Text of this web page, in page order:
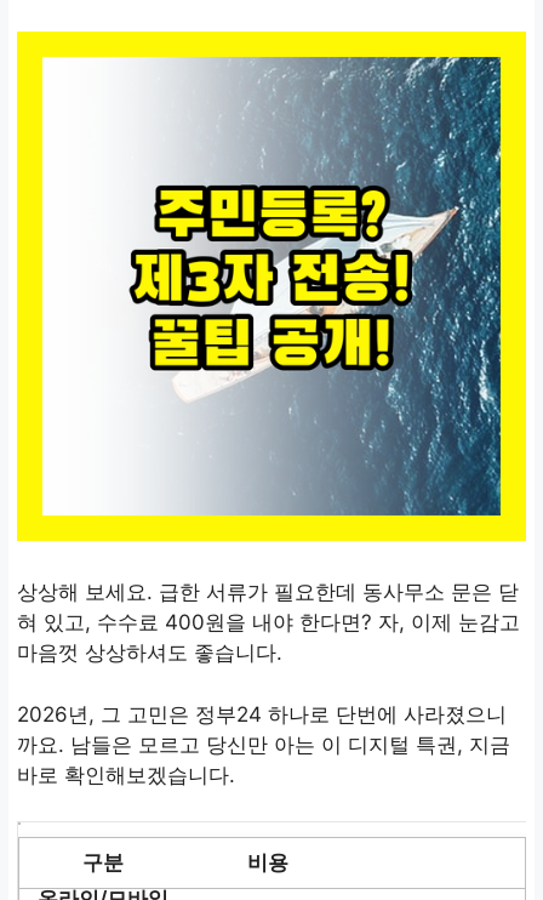
상상해 보세요. 급한 서류가 필요한데 동사무소 문은 닫
혀 있고, 수수료 400원을 내야 한다면? 자, 이제 눈감고
마음껏 상상하셔도 좋습니다.
2026년, 그 고민은 정부24 하나로 단번에 사라졌으니
까요. 남들은 모르고 당신만 아는 이 디지털 특권, 지금
바로 확인해보겠습니다.
비용